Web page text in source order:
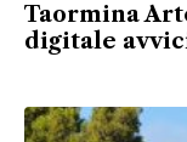
Taormina
digitale